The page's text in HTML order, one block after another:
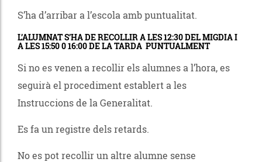
S’ha d’arribar a l’escola amb puntualitat.
L’ALUMNAT S’HA DE RECOLLIR A LES 12:30 DEL MIGDIA I
A LES 15:50 0 16:00 DE LA TARDA PUNTUALMENT
Si no es venen a recollir els alumnes a l’hora, es
seguirà el procediment establert a les
Instruccions de la Generalitat.
Es fa un registre dels retards.
No es pot recollir un altre alumne sense